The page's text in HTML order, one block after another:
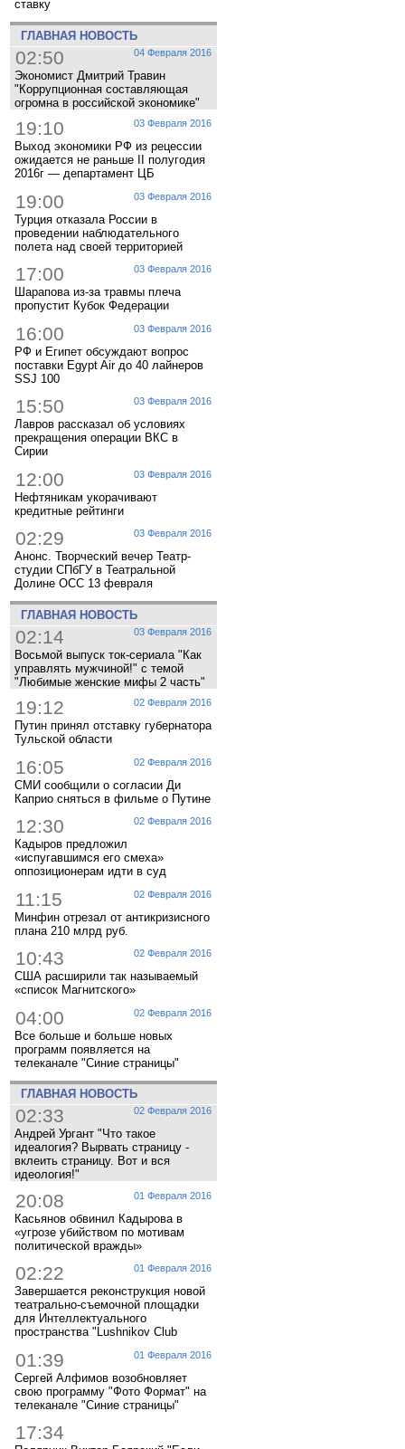
ставку
ГЛАВНАЯ НОВОСТЬ
04 Февраля 2016
02:50
Экономист Дмитрий Травин
"Коррупционная составляющая
огромна в российской экономике"
03 Февраля 2016
19:10
Выход экономики РФ из рецессии
ожидается не раньше II полугодия
2016г — департамент ЦБ
03 Февраля 2016
19:00
Турция отказала России в
проведении наблюдательного
полета над своей территорией
03 Февраля 2016
17:00
Шарапова из-за травмы плеча
пропустит Кубок Федерации
03 Февраля 2016
16:00
РФ и Египет обсуждают вопрос
поставки Egypt Air до 40 лайнеров
SSJ 100
03 Февраля 2016
15:50
Лавров рассказал об условиях
прекращения операции ВКС в
Сирии
03 Февраля 2016
12:00
Нефтяникам укорачивают
кредитные рейтинги
03 Февраля 2016
02:29
Анонс. Творческий вечер Театр-
студии СПбГУ в Театральной
Долине ОСС 13 февраля
ГЛАВНАЯ НОВОСТЬ
03 Февраля 2016
02:14
Восьмой выпуск ток-сериала "Как
управлять мужчиной!" с темой
"Любимые женские мифы 2 часть"
02 Февраля 2016
19:12
Путин принял отставку губернатора
Тульской области
02 Февраля 2016
16:05
СМИ сообщили о согласии Ди
Каприо сняться в фильме о Путине
02 Февраля 2016
12:30
Кадыров предложил
«испугавшимся его смеха»
оппозиционерам идти в суд
02 Февраля 2016
11:15
Минфин отрезал от антикризисного
плана 210 млрд руб.
02 Февраля 2016
10:43
США расширили так называемый
«список Магнитского»
02 Февраля 2016
04:00
Все больше и больше новых
программ появляется на
телеканале "Синие страницы"
ГЛАВНАЯ НОВОСТЬ
02 Февраля 2016
02:33
Андрей Ургант "Что такое
идеалогия? Вырвать страницу -
вклеить страницу. Вот и вся
идеология!"
01 Февраля 2016
20:08
Касьянов обвинил Кадырова в
«угрозе убийством по мотивам
политической вражды»
01 Февраля 2016
02:22
Завершается реконструкция новой
театрально-съемочной площадки
для Интеллектуального
пространства "Lushnikov Club
01 Февраля 2016
01:39
Сергей Алфимов возобновляет
свою программу "Фото Формат" на
телеканале "Синие страницы"
17:34